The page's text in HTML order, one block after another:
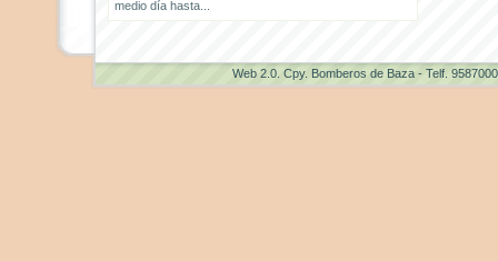
medio día hasta...
Web 2.0 . Cpy. Bomberos de Baza - Telf.